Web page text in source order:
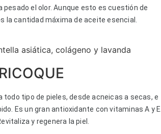
pesado el olor. Aunque esto es cuestión de
cantidad máxima de aceite esencial.
todo tipo de pieles, desde acneicas a secas, e
Es un gran antioxidante con vitaminas A y E.
y regenera la piel.